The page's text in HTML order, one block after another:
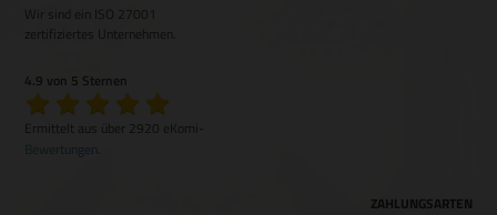
Wir sind ein ISO 27001
zertifiziertes Unternehmen.
4.9 von 5 Sternen
Ermittelt aus über 2920 eKomi-
Bewertungen
ZAHLUNGSARTEN